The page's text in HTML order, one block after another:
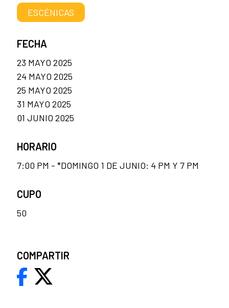
ESCÉNICAS
FECHA
23 MAYO 2025
24 MAYO 2025
25 MAYO 2025
31 MAYO 2025
01 JUNIO 2025
HORARIO
7:00 PM - *DOMINGO 1 DE JUNIO: 4 PM Y 7 PM
CUPO
50
COMPARTIR